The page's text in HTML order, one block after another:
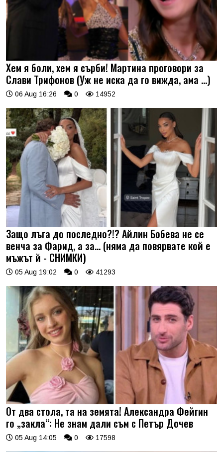
Хем я боли, хем я сърби! Мартина проговори за
Слави Трифонов (Уж не иска да го вижда, ама …)
06 Aug 16:26 0 14952
Защо лъга до последно?!? Айлин Бобева не се
венча за Фарид, а за... (няма да повярвате кой е
мъжът й - СНИМКИ)
05 Aug 19:02 0 41293
От два стола, та на земята! Александра Фейгин
го „закла“: Не знам дали съм с Петър Дочев
05 Aug 14:05 0 17598